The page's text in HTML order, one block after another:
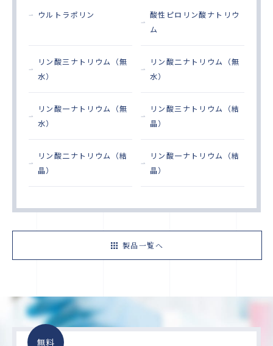
ウルトラポリン
酸性ピロリン酸ナトリウ
ム
リン酸三ナトリウム（無
水）
リン酸二ナトリウム（無
水）
リン酸一ナトリウム（無
水）
リン酸三ナトリウム（結
晶）
リン酸二ナトリウム（結
晶）
リン酸一ナトリウム（結
晶）
製品一覧へ
無料